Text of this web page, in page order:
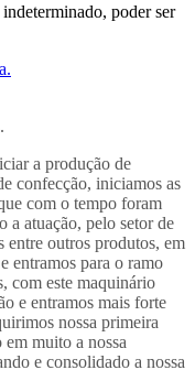
poder ser
a produção de
confecção, iniciamos as
com o tempo foram
a atuação, pelo setor de
entre outros produtos, em
entramos para o ramo
com este maquinário
e entramos mais forte
nossa primeira
muito a nossa
e consolidado a nossa